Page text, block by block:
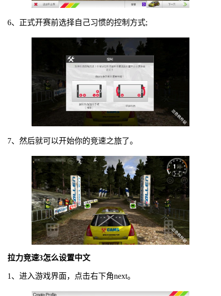
6、正式开赛前选择自己习惯的控制方式;
7、然后就可以开始你的竞速之旅了。
拉力竞速3怎么设置中文
1、进入游戏界面，点击右下角next。